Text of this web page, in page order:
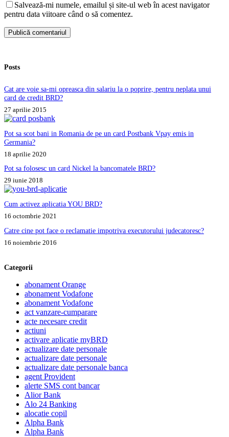
Salvează-mi numele, emailul și site-ul web în acest navigator
pentru data viitoare când o să comentez.
Publică comentariul
Posts
Cat are voie sa-mi opreasca din salariu la o poprire, pentru neplata unui
card de credit BRD?
27 aprilie 2015
Pot sa scot bani in Romania de pe un card Postbank Vpay emis in
Germania?
18 aprilie 2020
Pot sa folosesc un card Nickel la bancomatele BRD?
29 iunie 2018
Cum activez aplicatia YOU BRD?
16 octombrie 2021
Catre cine pot face o reclamatie impotriva executorului judecatoresc?
16 noiembrie 2016
Categorii
abonament Orange
abonament Vodafone
abonament Vodafone
act vanzare-cumparare
acte necesare credit
actiuni
activare aplicatie myBRD
actualizare date personale
actualizare date personale
actualizare date personale banca
agent Provident
alerte SMS cont bancar
Alior Bank
Alo 24 Banking
alocatie copil
Alpha Bank
Alpha Bank